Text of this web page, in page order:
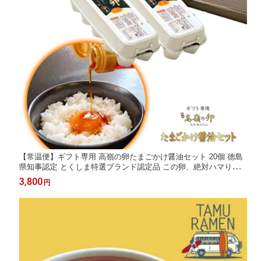
【常温便】ギフト専用 高嶺の卵たまごかけ醤油セット 20個 徳島
県知事認定 とくしま特選ブランド認定品 この卵、絶対ハマりま
す！徳島県産 楽天ランキング6部門★第1位 生卵 玉子 濃厚卵 朝
採り 産みたて 農場直送 御中元 御歳暮 母の日 父の日
3,800 円